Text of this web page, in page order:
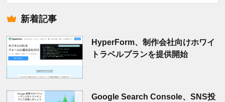
索
新着記事
HyperForm、制作会社向けホワイ
トラベルプランを提供開始
Google Search Console、SNS投